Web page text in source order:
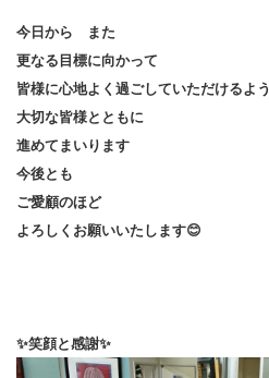
今日から また
更なる目標に向かって
皆様に心地よく過ごしていただけるよう
大切な皆様とともに
進めてまいります
今後とも
ご愛顧のほど
よろしくお願いいたします😊
✨笑顔と感謝✨